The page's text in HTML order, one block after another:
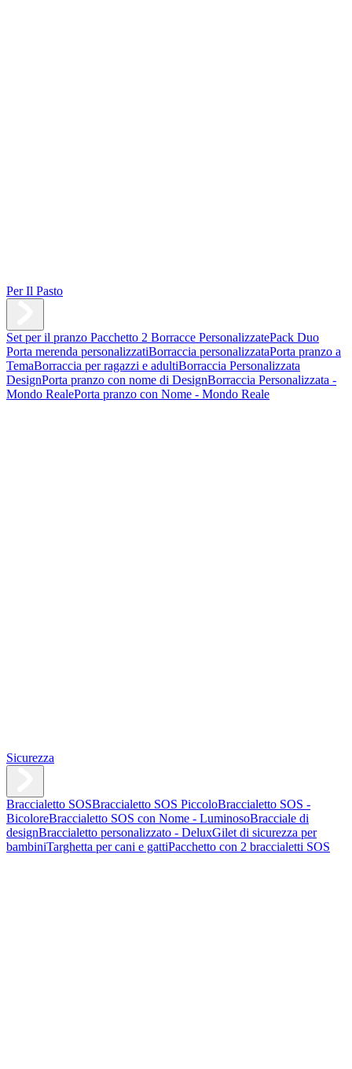
Per Il Pasto
Set per il pranzo Pacchetto 2 Borracce PersonalizzatePack Duo
Porta merenda personalizzatiBorraccia personalizzataPorta pranzo a
TemaBorraccia per ragazzi e adultiBorraccia Personalizzata
DesignPorta pranzo con nome di DesignBorraccia Personalizzata -
Mondo RealePorta pranzo con Nome - Mondo Reale
Sicurezza
Braccialetto SOSBraccialetto SOS PiccoloBraccialetto SOS -
BicoloreBraccialetto SOS con Nome - LuminosoBracciale di
designBraccialetto personalizzato - DeluxGilet di sicurezza per
bambiniTarghetta per cani e gattiPacchetto con 2 braccialetti SOS